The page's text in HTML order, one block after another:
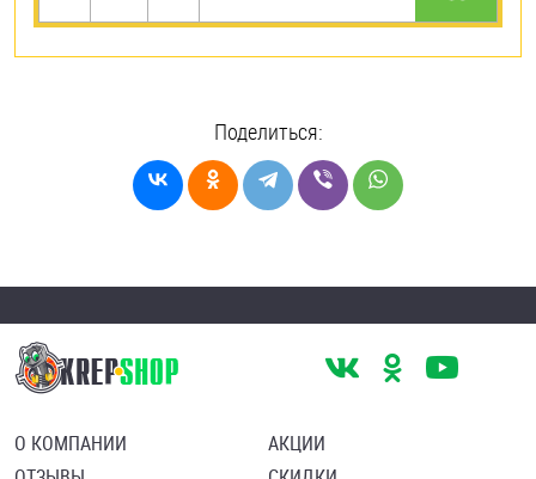
Поделиться:
О КОМПАНИИ
АКЦИИ